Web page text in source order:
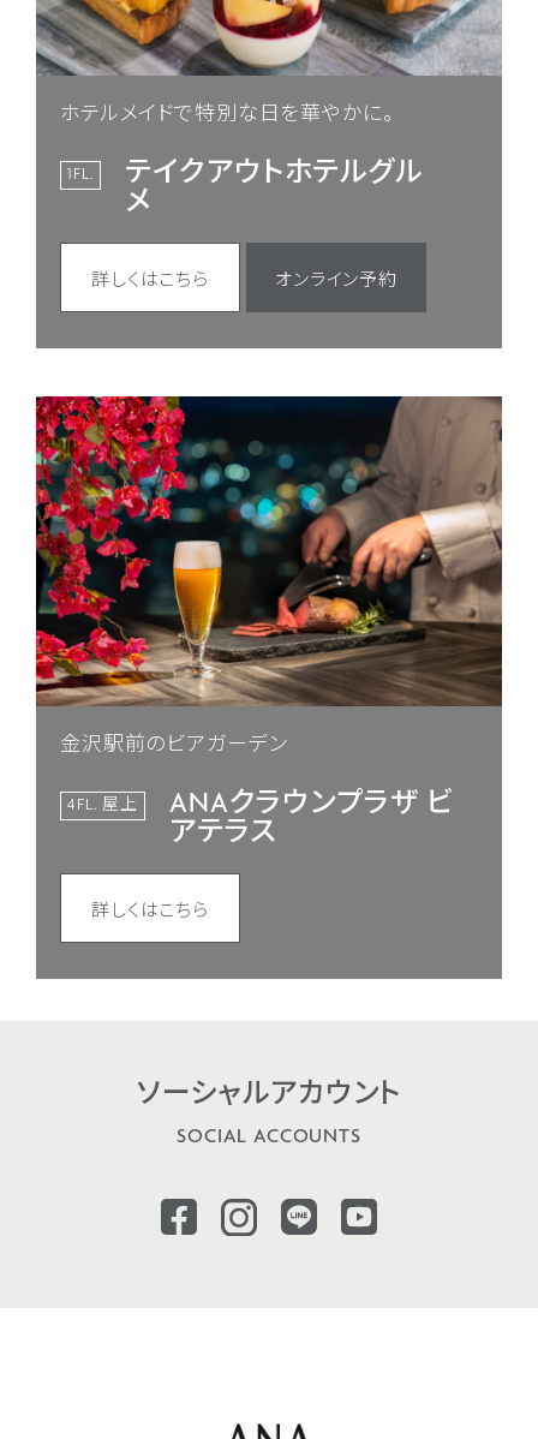
ホテルメイドで特別な日を華やかに。
テイクアウトホテルグル
メ
1FL.
詳しくはこちら オンライン予約
金沢駅前のビアガーデン
ANAクラウンプラザ ビ
アテラス
4FL. 屋上
詳しくはこちら
ソーシャルアカウント
SOCIAL ACCOUNTS